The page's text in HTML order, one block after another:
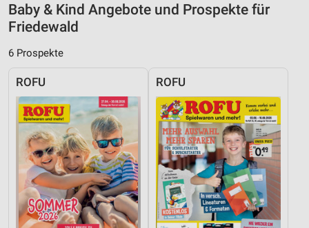
Baby & Kind Angebote und Prospekte für
Friedewald
6 Prospekte
ROFU ROFU
Entwicklung und Verbesserung der Angebote
Inhalten
Geräte anhand von aktiv angeforderten
Informationen identifizieren
Nicht-IAB-Verarbeitungszwecke:
Notwendig
Performance